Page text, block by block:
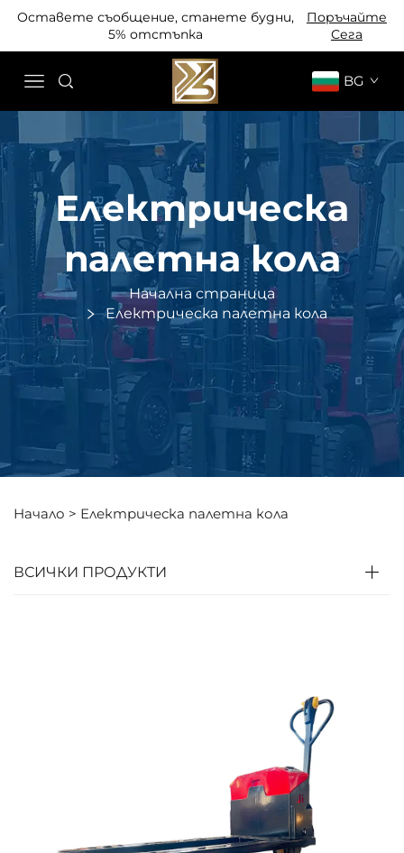
Оставете съобщение, станете будни,
5% отстъпка
Поръчайте
Сега
BG
Електрическа
палетна кола
Начална страница
Електрическа палетна кола
Начало > Електрическа палетна кола
ВСИЧКИ ПРОДУКТИ